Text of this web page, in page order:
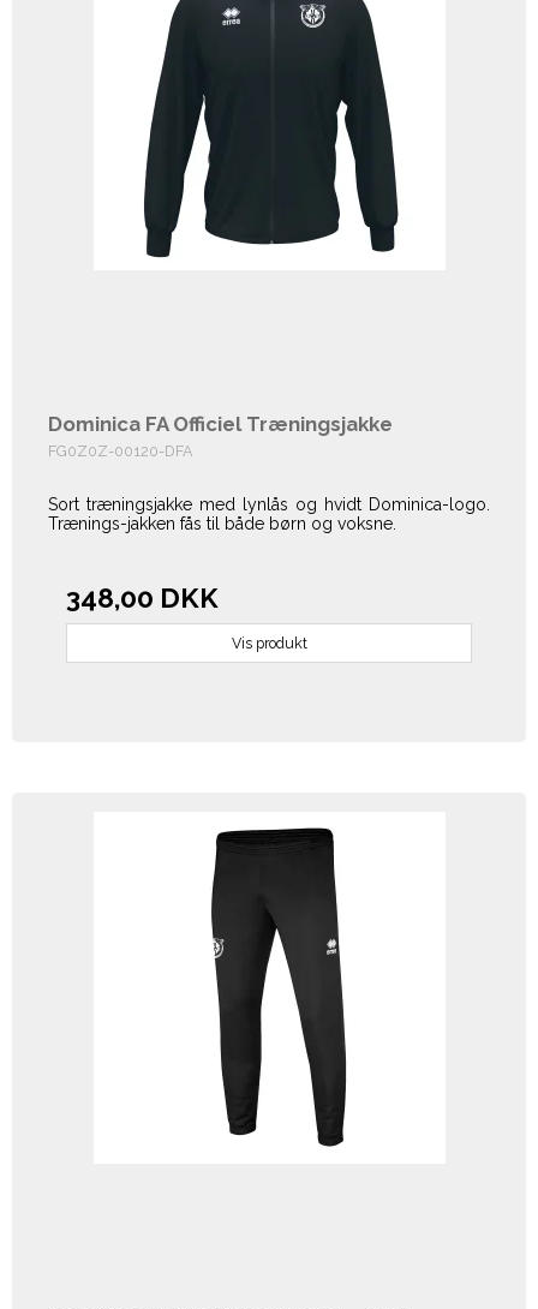
Dominica FA Officiel Træningsjakke
FG0Z0Z-00120-DFA
Sort træningsjakke med lynlås og hvidt Dominica-logo.
Trænings-jakken fås til både børn og voksne.
348,00 DKK
Vis produkt